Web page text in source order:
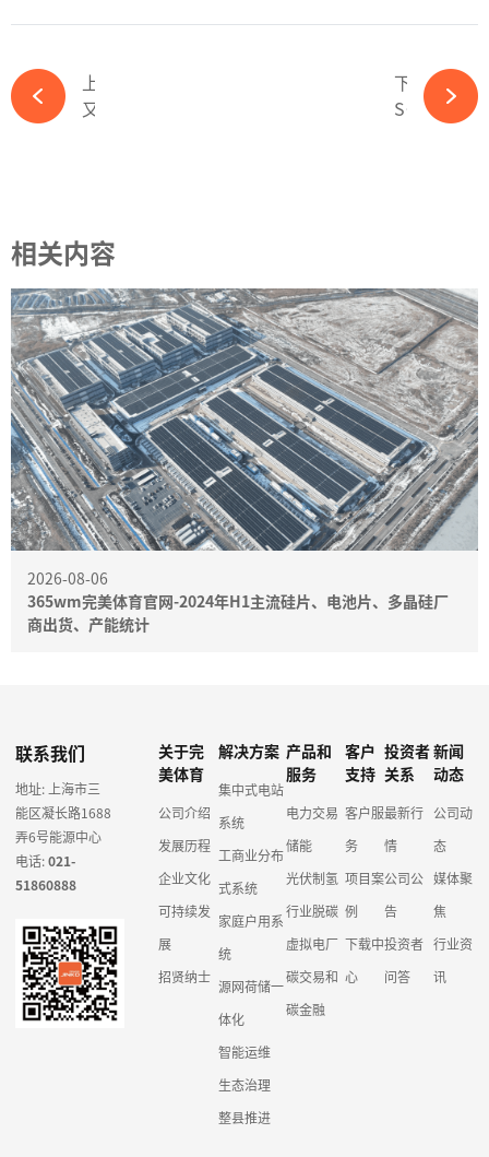
下一篇
ST旭电退市，光伏企业正在加速出清-365wm完美体育官网
相关内容
2026-08-06
365wm完美体育官网-2024年H1主流硅片、电池片、多晶硅厂
商出货、产能统计
联系我们
地址: 上海市三
能区凝长路1688
弄6号能源中心
电话:021-
51860888
关于完
美体育
公司介绍
发展历程
企业文化
可持续发
展
招贤纳士
解决方案
集中式电站
系统
工商业分布
式系统
家庭户用系
统
源网荷储一
体化
智能运维
生态治理
整县推进
产品和
服务
电力交易
储能
光伏制氢
行业脱碳
虚拟电厂
碳交易和
碳金融
客户
支持
客户服
务
项目案
例
下载中
心
投资者
关系
最新行
情
公司公
告
投资者
问答
新闻
动态
公司动
态
媒体聚
焦
行业资
讯